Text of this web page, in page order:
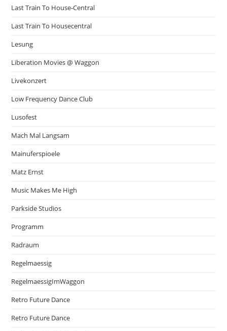
Last Train To House-Central
Last Train To Housecentral
Lesung
Liberation Movies @ Waggon
Livekonzert
Low Frequency Dance Club
Lusofest
Mach Mal Langsam
Mainuferspioele
Matz Ernst
Music Makes Me High
Parkside Studios
Programm
Radraum
Regelmaessig
RegelmaessigImWaggon
Retro Future Dance
Retro Future Dance